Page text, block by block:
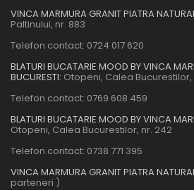
VINCA MARMURA GRANIT PIATRA
Paltinului, nr. 883
Telefon contact: 0724 017 620
BLATURI BUCATARIE MOOD BY VINCA
BUCURESTI: Otopeni, Calea Bucurestilor,
Telefon contact: 0769 608 459
BLATURI BUCATARIE MOOD BY VINCA
Otopeni, Calea Bucurestilor, nr. 242
Telefon contact: 0738 771 395
VINCA MARMURA GRANIT PIATRA
parteneri )